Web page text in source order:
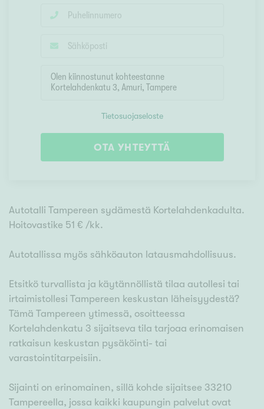
Tietosuojaseloste
OTA YHTEYTTÄ
Autotalli Tampereen sydämestä Kortelahdenkadulta.
Hoitovastike 51 € /kk.
Autotallissa myös sähköauton latausmahdollisuus.
Etsitkö turvallista ja käytännöllistä tilaa autollesi tai
irtaimistollesi Tampereen keskustan läheisyydestä?
Tämä Tampereen ytimessä, osoitteessa
Kortelahdenkatu 3 sijaitseva tila tarjoaa erinomaisen
ratkaisun keskustan pysäköinti- tai
varastointitarpeisiin.
Sijainti on erinomainen, sillä kohde sijaitsee 33210
Tampereella, jossa kaikki kaupungin palvelut ovat